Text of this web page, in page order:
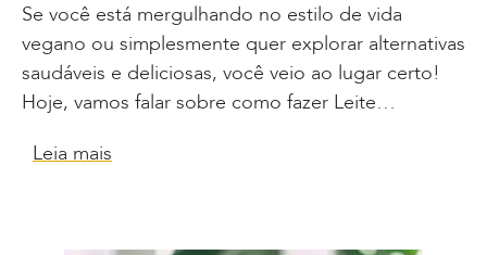
Se você está mergulhando no estilo de vida
vegano ou simplesmente quer explorar alternativas
saudáveis e deliciosas, você veio ao lugar certo!
Hoje, vamos falar sobre como fazer Leite…
Leia mais